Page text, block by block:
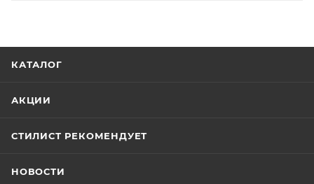
КАТАЛОГ
АКЦИИ
СТИЛИСТ РЕКОМЕНДУЕТ
НОВОСТИ